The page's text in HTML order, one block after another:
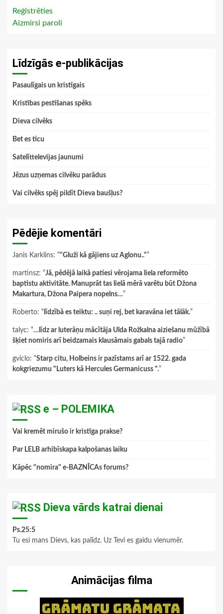
Reģistrēties
Aizmirsi paroli
Līdzīgās e-publikācijas
Pasaulīgais un kristīgais
Kristības pestīšanas spēks
Dieva cilvēks
Bet es ticu
Satelīttelevijas jaunumi
Jēzus uzņemas cilvēku parādus
Vai cilvēks spēj pildīt Dieva baušļus?
Pēdējie komentāri
Janis Karklins: “"Gluži kā gājiens uz Aglonu.."”
martinsz: “Jā, pēdējā laikā patiesi vērojama liela reformēto
baptistu aktivitāte. Manuprāt tas lielā mērā varētu būt Džona
Makartura, Džona Paipera nopelns…”
Roberto: “ līdzībā es teiktu: .. suņi rej, bet karavāna iet tālāk.”
talyc: “…līdz ar luterāņu mācītāja Ulda Rožkalna aiziešanu mūžībā
šķiet nomiris arī beidzamais klausāmais gabals tajā radio”
gviclo: “Starp citu, Holbeins ir pazīstams arī ar 1522. gada
kokgriezumu "Luters kā Hercules Germanicuss ".”
e – POLEMIKA
Vai kremēt mirušo ir kristīga prakse?
Par LELB arhibīskapa kalpošanas laiku
Kāpēc "nomira" e-BAZNĪCAs forums?
Dieva vārds katrai dienai
Ps.25:5
Tu esi mans Dievs, kas palīdz. Uz Tevi es gaidu vienumēr.
Animācijas filma